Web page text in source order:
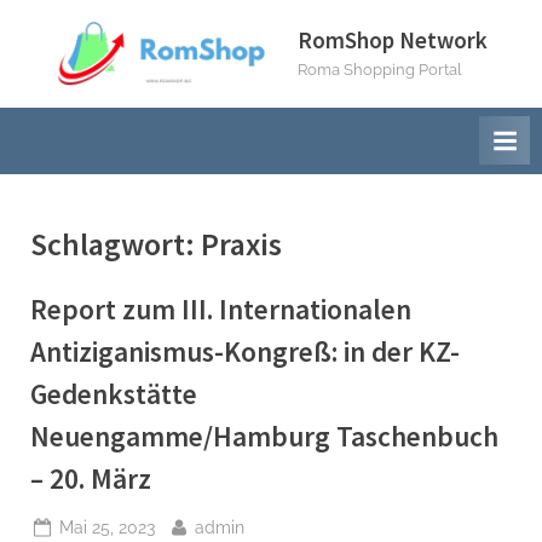
content
RomShop Network
Roma Shopping Portal
Schlagwort: Praxis
Report zum III. Internationalen
Antiziganismus-Kongreß: in der KZ-
Gedenkstätte
Neuengamme/Hamburg Taschenbuch
– 20. März
Posted
Mai 25, 2023 By
admin